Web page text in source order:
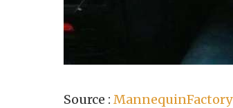
Source : MannequinFactory